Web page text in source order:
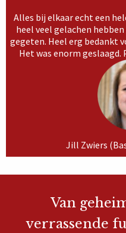
Alles bij elkaar echt een
heel veel gelachen
gegeten. Heel erg bedankt
Het was enorm
Jill Zwiers
Van
verrassende